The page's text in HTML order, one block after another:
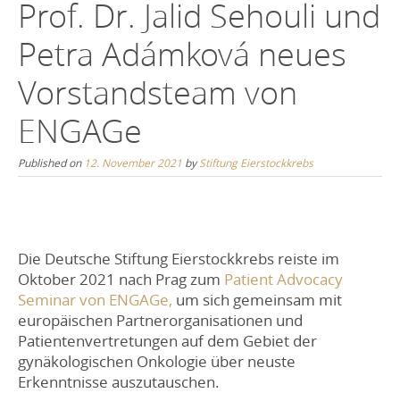
Prof. Dr. Jalid Sehouli und
Petra Adámková neues
Vorstandsteam von
ENGAGe
Published on 12. November 2021 byStiftung Eierstockkrebs
Die Deutsche Stiftung Eierstockkrebs reiste im
Oktober 2021 nach Prag zum Patient Advocacy
Seminar von ENGAGe, um sich gemeinsam mit
europäischen Partnerorganisationen und
Patientenvertretungen auf dem Gebiet der
gynäkologischen Onkologie über neuste
Erkenntnisse auszutauschen.